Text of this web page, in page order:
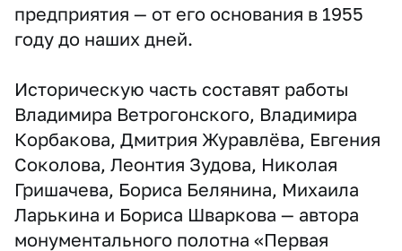
предприятия — от его основания в 1955
году до наших дней.
Историческую часть составят работы
Владимира Ветрогонского, Владимира
Корбакова, Дмитрия Журавлёва, Евгения
Соколова, Леонтия Зудова, Николая
Гришачева, Бориса Белянина, Михаила
Ларькина и Бориса Шваркова — автора
монументального полотна «Первая